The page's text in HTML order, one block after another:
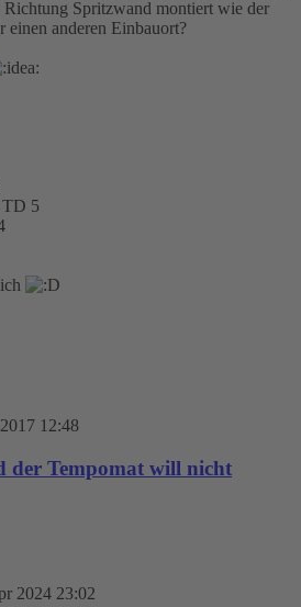
Richtung Spritzwand montiert wie der
einen anderen Einbauort?
TD 5
12:48
der Tempomat will nicht
2024 23:02